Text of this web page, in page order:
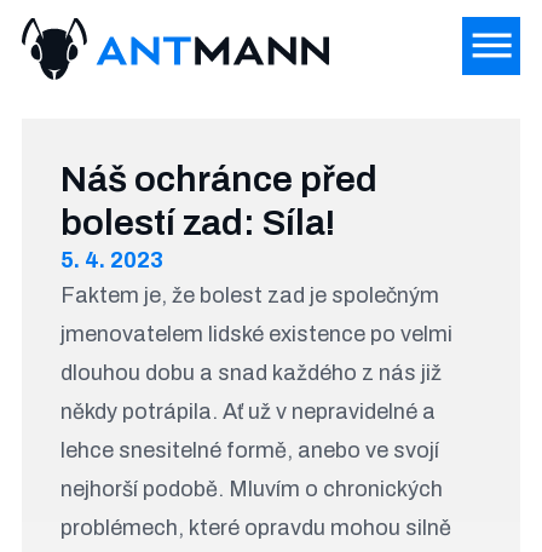
Náš ochránce před
bolestí zad: Síla!
5. 4. 2023
Faktem je, že bolest zad je společným
jmenovatelem lidské existence po velmi
dlouhou dobu a snad každého z nás již
někdy potrápila. Ať už v nepravidelné a
lehce snesitelné formě, anebo ve svojí
nejhorší podobě. Mluvím o chronických
problémech, které opravdu mohou silně